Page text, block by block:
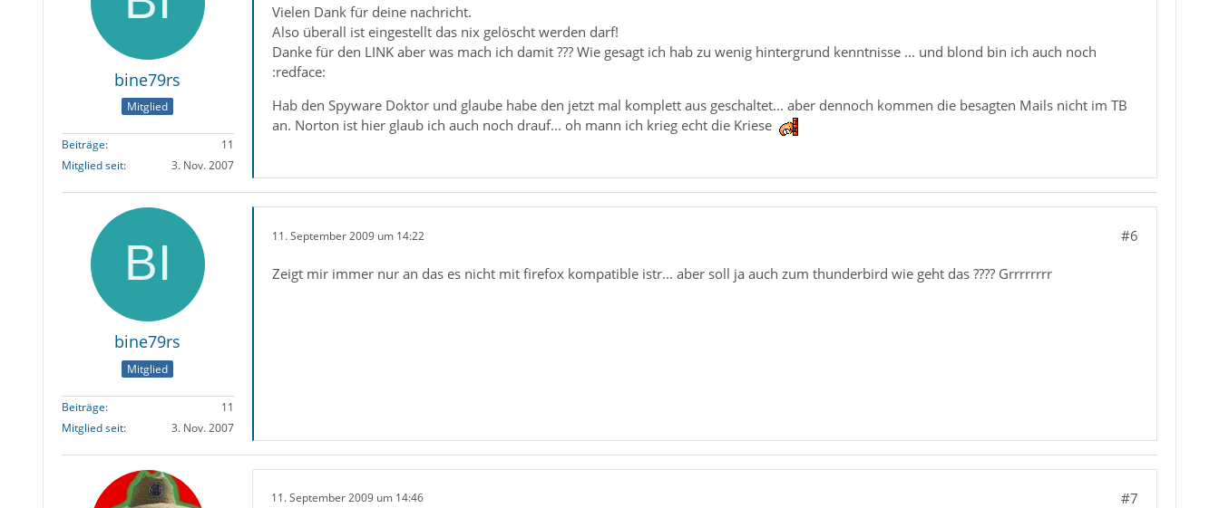
bine79rs
Mitglied
Beiträge
11
Mitglied seit
3. Nov. 2007
Vielen Dank für deine nachricht.
Also überall ist eingestellt das nix gelöscht werden darf!
Danke für den LINK aber was mach ich damit ??? Wie gesagt ich hab zu wenig hintergrund kenntnisse ... und blond bin ich auch noch
:redface:
Hab den Spyware Doktor und glaube habe den jetzt mal komplett aus geschaltet... aber dennoch kommen die besagten Mails nicht im TB
an. Norton ist hier glaub ich auch noch drauf... oh mann ich krieg echt die Kriese
bine79rs
Mitglied
Beiträge
11
Mitglied seit
3. Nov. 2007
11. September 2009 um 14:22 #6
Zeigt mir immer nur an das es nicht mit firefox kompatible istr... aber soll ja auch zum thunderbird wie geht das ???? Grrrrrrrr
11. September 2009 um 14:46 #7